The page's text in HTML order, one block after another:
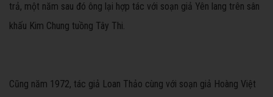
trả, một năm sau đó ông lại hợp tác với soạn giả Yên lang trên sân
khấu Kim Chung tuồng Tây Thi.
Cũng năm 1972, tác giả Loan Thảo cùng với soạn giả Hoàng Việt